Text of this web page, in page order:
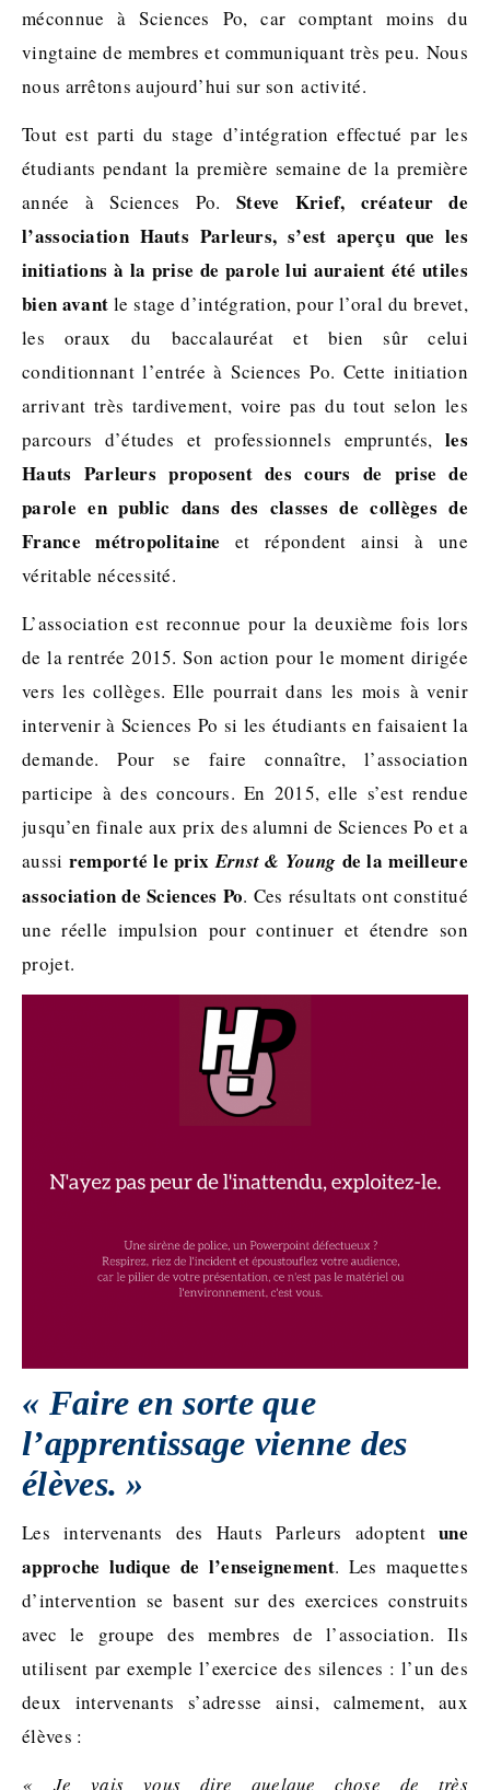
méconnue à Sciences Po, car comptant moins du
vingtaine de membres et communiquant très peu. Nous
nous arrêtons aujourd’hui sur son activité.
Tout est parti du stage d’intégration effectué par les
étudiants pendant la première semaine de la première
année à Sciences Po.Steve Krief, créateur de
l’association Hauts Parleurs, s’est aperçu que les
initiations à la prise de parole lui auraient été utiles
bien avant le stage d’intégration, pour l’oral du brevet,
les oraux du baccalauréat et bien sûr celui
conditionnant l’entrée à Sciences Po. Cette initiation
arrivant très tardivement, voire pas du tout selon les
parcours d’études et professionnels empruntés,les
Hauts Parleurs proposent des cours de prise de
parole en public dans des classes de collèges de
France métropolitaine et répondent ainsi à une
véritable nécessité.
L’association est reconnue pour la deuxième fois lors
de la rentrée 2015. Son action pour le moment dirigée
vers les collèges. Elle pourrait dans les mois à venir
intervenir à Sciences Po si les étudiants en faisaient la
demande. Pour se faire connaître, l’association
participe à des concours. En 2015, elle s’est rendue
jusqu’en finale aux prix des alumni de Sciences Po et a
aussi remporté le prixErnst & Young de la meilleure
association de Sciences Po. Ces résultats ont constitué
une réelle impulsion pour continuer et étendre son
projet.
« Faire en sorte que
l’apprentissage vienne des
élèves. »
Les intervenants des Hauts Parleurs adoptentune
approche ludique de l’enseignement. Les maquettes
d’intervention se basent sur des exercices construits
avec le groupe des membres de l’association. Ils
utilisent par exemple l’exercice des silences : l’un des
deux intervenants s’adresse ainsi, calmement, aux
élèves :
« Je vais vous dire quelque chose de très